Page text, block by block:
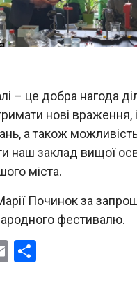
– це добра нагода
нові враження,
а також
наш заклад вищої
міста.
Починок за
фестивалю.
Email